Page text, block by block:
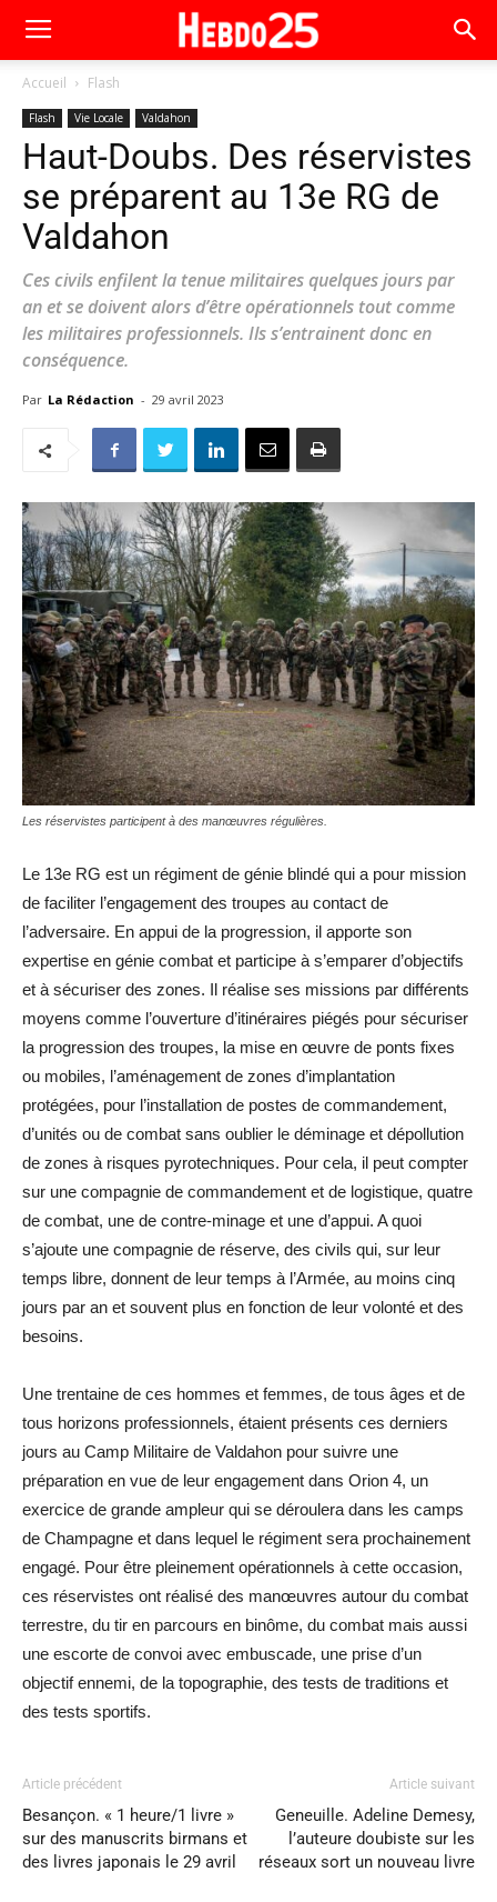
Accueil Flash
Flash Vie Locale Valdahon
Haut-Doubs. Des réservistes
se préparent au 13e RG de
Valdahon
Ces civils enfilent la tenue militaires quelques jours par
an et se doivent alors d’être opérationnels tout comme
les militaires professionnels. Ils s’entrainent donc en
conséquence.
Par La Rédaction - 29 avril 2023
Les réservistes participent à des manœuvres régulières.
Le 13e RG est un régiment de génie blindé qui a pour mission
de faciliter l’engagement des troupes au contact de
l’adversaire. En appui de la progression, il apporte son
expertise en génie combat et participe à s’emparer d’objectifs
et à sécuriser des zones. Il réalise ses missions par différents
moyens comme l’ouverture d’itinéraires piégés pour sécuriser
la progression des troupes, la mise en œuvre de ponts fixes
ou mobiles, l’aménagement de zones d’implantation
protégées, pour l’installation de postes de commandement,
d’unités ou de combat sans oublier le déminage et dépollution
de zones à risques pyrotechniques. Pour cela, il peut compter
sur une compagnie de commandement et de logistique, quatre
de combat, une de contre-minage et une d’appui. A quoi
s’ajoute une compagnie de réserve, des civils qui, sur leur
temps libre, donnent de leur temps à l’Armée, au moins cinq
jours par an et souvent plus en fonction de leur volonté et des
besoins.
Une trentaine de ces hommes et femmes, de tous âges et de
tous horizons professionnels, étaient présents ces derniers
jours au Camp Militaire de Valdahon pour suivre une
préparation en vue de leur engagement dans Orion 4, un
exercice de grande ampleur qui se déroulera dans les camps
de Champagne et dans lequel le régiment sera prochainement
engagé. Pour être pleinement opérationnels à cette occasion,
ces réservistes ont réalisé des manœuvres autour du combat
terrestre, du tir en parcours en binôme, du combat mais aussi
une escorte de convoi avec embuscade, une prise d’un
objectif ennemi, de la topographie, des tests de traditions et
des tests sportifs.
Article précédent
Besançon. « 1 heure/1 livre »
sur des manuscrits birmans et
des livres japonais le 29 avril
Article suivant
Geneuille. Adeline Demesy,
l’auteure doubiste sur les
réseaux sort un nouveau livre